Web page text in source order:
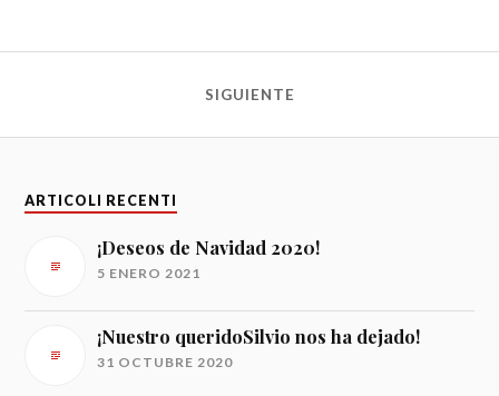
SIGUIENTE
ARTICOLI RECENTI
¡Deseos de Navidad 2020!
5 ENERO 2021
¡Nuestro queridoSilvio nos ha dejado!
31 OCTUBRE 2020